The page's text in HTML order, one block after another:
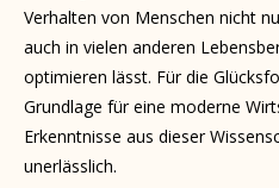
Verhalten von Menschen nicht
auch in vielen anderen
optimieren lässt. Für die
Grundlage für eine moderne
Erkenntnisse aus dieser
unerlässlich.